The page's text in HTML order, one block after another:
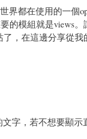
界都在使用的一
的模組就是views
，在這邊分享從我
字，若不想要顯示